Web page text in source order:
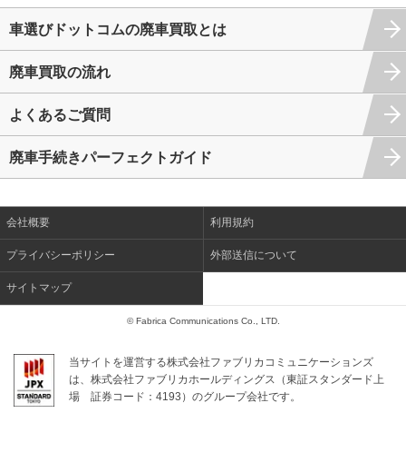
車選びドットコムの廃車買取とは
廃車買取の流れ
よくあるご質問
廃車手続きパーフェクトガイド
会社概要 利用規約
プライバシーポリシー 外部送信について
サイトマップ
© Fabrica Communications Co., LTD.
当サイトを運営する株式会社ファブリカコミュニケーションズ
は、株式会社ファブリカホールディングス（東証スタンダード上
場
証券コード：4193）のグループ会社です。